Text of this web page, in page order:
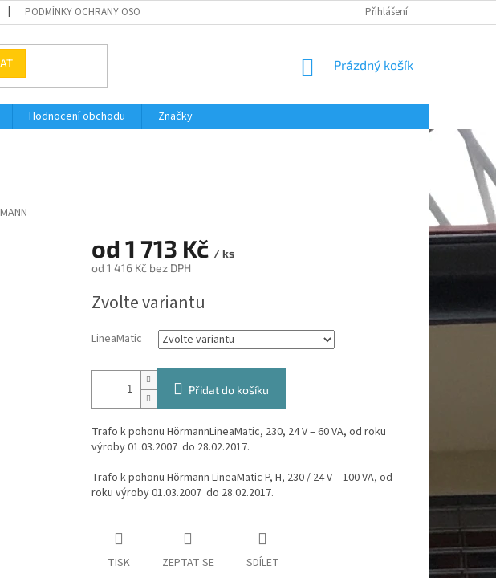
PODMÍNKY OCHRANY OSOBNÍCH ÚDAJŮ Přihlášení
NÁKUPNÍ
Prázdný košík
Hodnocení obchodu
Značky
od 1 713 Kč / ks
od 1 416 Kčbez DPH
cena:
Zvolte variantu
LineaMatic
Přidat do košíku
Trafo k pohonu HörmannLineaMatic, 230, 24 V – 60 VA, od roku
výroby01.03.2007 do 28.02.2017.
Trafo k pohonu Hörmann LineaMatic P, H, 230 / 24 V – 100 VA, od
roku výroby01.03.2007 do 28.02.2017.
TISK ZEPTAT SE SDÍLET